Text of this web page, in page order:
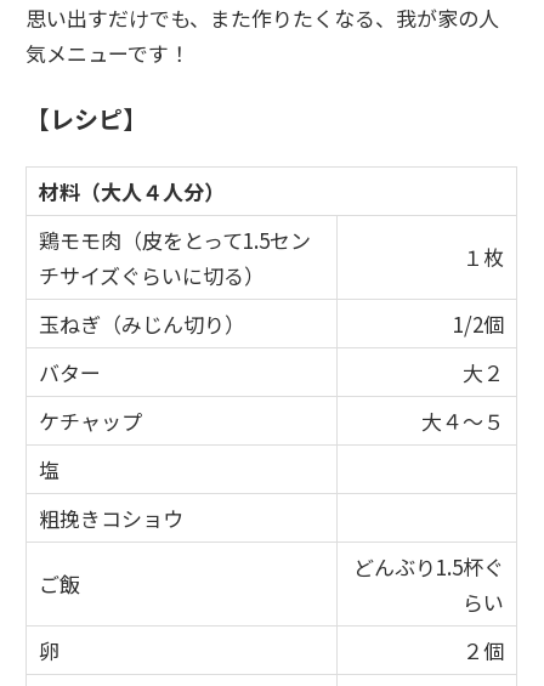
思い出すだけでも、また作りたくなる、我が家の人
気メニューです！
【レシピ】
材料（大人４人分）
鶏モモ肉（皮をとって1.5セン
チサイズぐらいに切る）
１枚
玉ねぎ（みじん切り）
1/2個
バター
大２
ケチャップ
大４～５
塩
粗挽きコショウ
ご飯
どんぶり1.5杯ぐ
らい
卵
２個